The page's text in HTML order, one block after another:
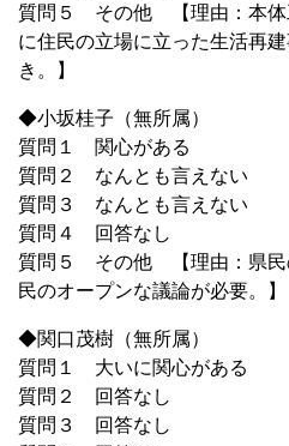
質問５ その他 【理由：本体
に住民の立場に立った生活再
き。】
◆小坂桂子（無所属）
質問１ 関心がある
質問２ なんとも言えない
質問３ なんとも言えない
質問４ 回答なし
質問５ その他 【理由：県民
民のオープンな議論が必要。】
◆関口茂樹（無所属）
質問１ 大いに関心がある
質問２ 回答なし
質問３ 回答なし